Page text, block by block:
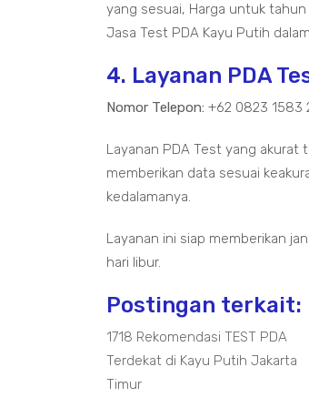
yang sesuai, Harga untuk
Jasa Test PDA Kayu Putih
4. Layanan PDA
Nomor Telepon: +62 0823 1583
Layanan PDA Test yang
memberikan data sesuai
kedalamanya.
Layanan ini siap memberikan
hari libur.
Postingan terkait:
1718 Rekomendasi TEST PDA
Terdekat di Kayu Putih Jakarta
Timur